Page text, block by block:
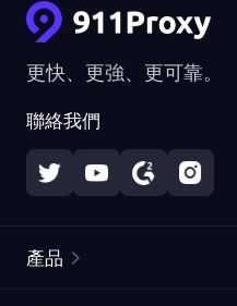
更快、更強、更可靠。
聯絡我們
產品